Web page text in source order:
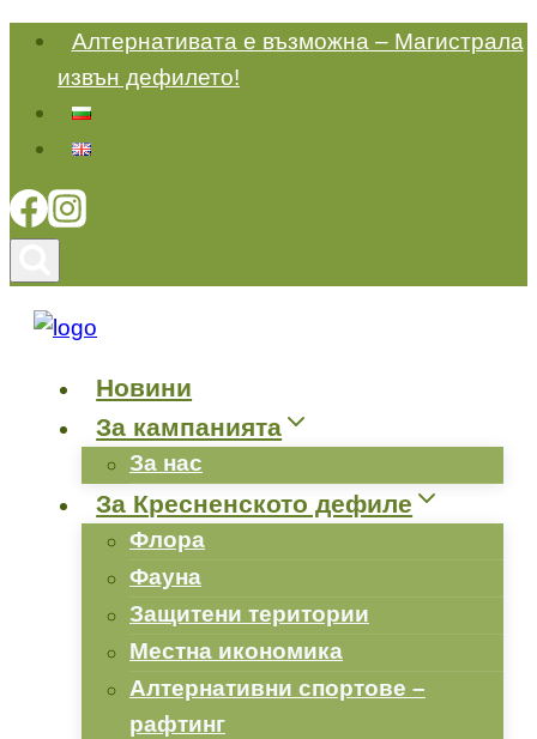
Към
съдържанието
Алтернативата е възможна – Магистрала
извън дефилето!
Новини
За кампанията
За нас
За Кресненското дефиле
Флора
Фауна
Защитени територии
Местна икономика
Алтернативни спортове –
рафтинг